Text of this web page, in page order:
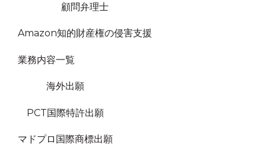
顧問弁理士
Amazon知的財産権の侵害支援
業務内容一覧
海外出願
PCT国際特許出願
マドプロ国際商標出願